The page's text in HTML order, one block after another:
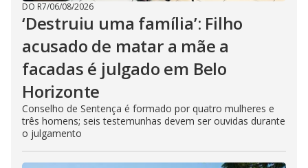
DO R7/06/08/2026
‘Destruiu uma família’: Filho
acusado de matar a mãe a
facadas é julgado em Belo
Horizonte
Conselho de Sentença é formado por quatro mulheres e
três homens; seis testemunhas devem ser ouvidas durante
o julgamento